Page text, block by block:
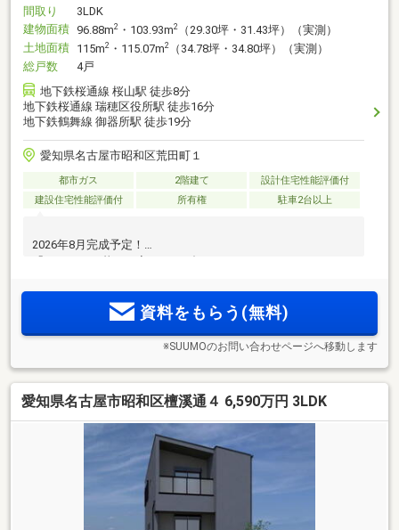
間取り
3LDK
建物面積 96.88m2 ・103.93m2
（29.30坪・31.43坪）（実測）
土地面積 115m2 ・115.07m2
（34.78坪・34.80坪）（実測）
総戸数
4戸
地下鉄桜通線 桜山駅 徒歩8分
地下鉄桜通線 瑞穂区役所駅 徒歩16分
地下鉄鶴舞線 御器所駅 徒歩19分
愛知県名古屋市昭和区荒田町１
都市ガス 2階建て
設計住宅性能評価付
建設住宅性能評価付
所有権 駐車2台以上
2026年8月完成予定！
資料をもらう(無料)
※SUUMOのお問い合わせページへ移動します
愛知県名古屋市昭和区檀溪通４ 6,590万円 3LDK